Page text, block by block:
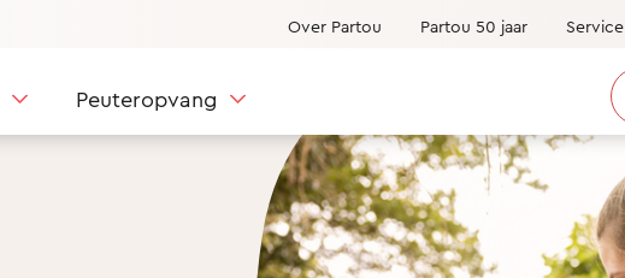
Over Partou Partou 50 jaar Service
Peuteropvang